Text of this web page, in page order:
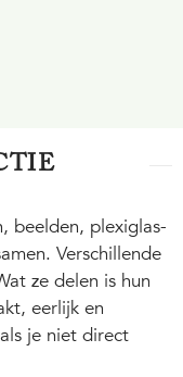
beelden, plexiglas-
Verschillende
ze delen is hun
eerlijk en
je niet direct